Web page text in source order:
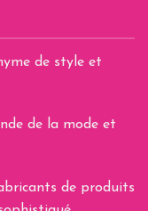
de style et
de la mode et
de produits